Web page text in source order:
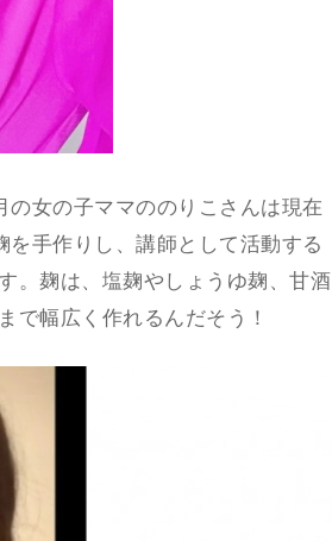
女の子ママののりこさんは現在
手作りし、講師として活動する
。麹は、塩麹やしょうゆ麹、甘酒
で幅広く作れるんだそう！